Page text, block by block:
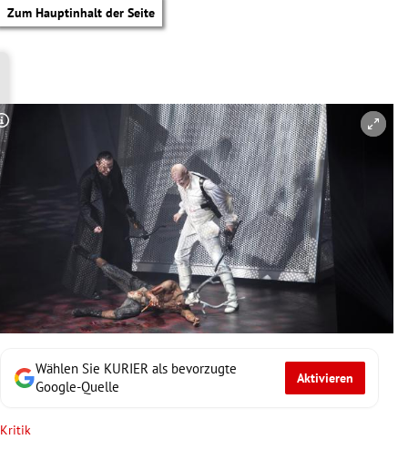
Zum Hauptinhalt der Seite
Untermenü
Untermenü
Wählen Sie KURIER als bevorzugte
Google-Quelle
Aktivieren
Kritik
Copyright-Hinweis öffnen/schließen